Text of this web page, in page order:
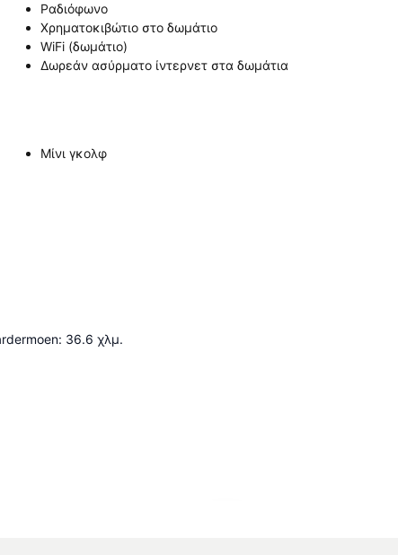
Ραδιόφωνο
Χρηματοκιβώτιο στο δωμάτιο
WiFi (δωμάτιο)
Δωρεάν ασύρματο ίντερνετ στα δωμάτια
Μίνι γκολφ
: 36.6 χλμ.